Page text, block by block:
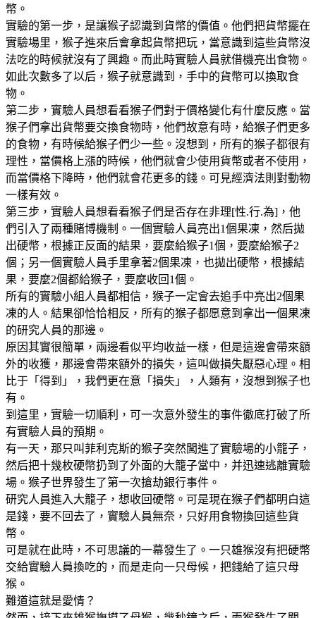
幣。
實驗的第一步，是讓猴子認識到貨幣的價值。他們把貨幣擺在
實驗場里，猴子進來后會拿起貨幣把玩，當意識到這些貨幣沒
法吃的時候就沒有了興趣。而此時實驗人員就借機亮出食物。
如此次數多了以后，猴子就意識到，手中的貨幣可以換取食
物。
第二步，實驗人員想看看猴子們對于價格變化有什麼反應。當
猴子們拿出貨幣要交換食物時，他們故意有時，給猴子們更多
的食物，有時候給猴子們少一些。沒想到，所有的猴子都很有
理性，當價格上漲的時候，他們就會少使用貨幣或者不使用，
而當價格下降時，他們就會花更多的錢。可見經濟法則對動物
一樣有效。
第三步，實驗人員想看看猴子們是否存在非理[性.行.為]，他
們引入了兩種賭博機制。一個實驗人員亮出1個果凍，然后拋
出硬幣，根據正反面的結果，要麼給猴子1個，要麼給猴子2
個；另一個實驗人員手里拿著2個果凍，也拋出硬幣，根據結
果，要麼2個都給猴子，要麼收回1個。
所有的實驗小組人員都相信，猴子一定會去追手中亮出2個果
凍的人。結果卻恰恰相反，所有的猴子都愿意到拿出一個果凍
的研究人員的那邊。
原因其實很簡單，兩邊看似平均收益一樣，但是這邊會帶來額
外的收獲，那邊會帶來額外的損失，這叫做損失厭惡心理。相
比于「得到」，我們更在意「損失」，人類有，沒想到猴子也
有。
到這里，實驗一切順利，可一次意外發生的事件徹底打破了所
有實驗人員的預期。
有一天，那只叫菲利克斯的猴子突然闖進了實驗場的小籠子，
然后把十幾枚硬幣扔到了外面的大籠子當中，并迅速逃離實驗
場。猴子世界發生了第一次搶劫銀行事件。
研究人員進入大籠子，想收回硬幣。可是現在猴子們都明白這
是錢，要不回去了，實驗人員無奈，只好用食物換回這些貨
幣。
可是就在此時，不可思議的一幕發生了。一只雄猴沒有把硬幣
交給實驗人員換吃的，而是走向一只母候，把錢給了這只母
猴。
難道這就是愛情？